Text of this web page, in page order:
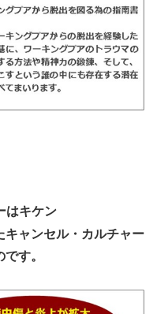
はキケン
キャンセル・カルチャー
す。